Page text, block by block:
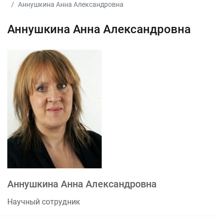
Аннушкина Анна Александровна
Аннушкина Анна Александровна
Аннушкина Анна Александровна
Научный сотрудник